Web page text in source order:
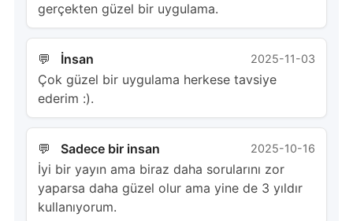
gerçekten güzel bir uygulama.
İnsan 2025-11-03
Çok güzel bir uygulama herkese tavsiye
ederim :).
Sadece bir insan 2025-10-16
İyi bir yayın ama biraz daha sorularını zor
yaparsa daha güzel olur ama yine de 3 yıldır
kullanıyorum.